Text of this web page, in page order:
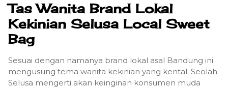
Tas Wanita Brand Lokal
Kekinian Selusa Local Sweet
Bag
Sesuai dengan namanya brand lokal asal Bandung ini
mengusung tema wanita kekinian yang kental. Seolah
Selusa mengerti akan keinginan konsumen muda